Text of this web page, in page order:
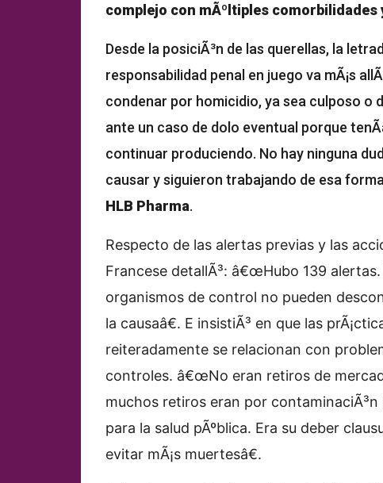
complejo con mÃºltiples comorbilidades
Desde la posiciÃ³n de las querellas, la
responsabilidad penal en juego va mÃ¡s
condenar por homicidio, ya sea culposo o
ante un caso de dolo eventual porque
continuar produciendo. No hay ninguna
causar y siguieron trabajando de esa
HLB Pharma.
Respecto de las alertas previas y las
Francese detallÃ³: â€œHubo 139
organismos de control no pueden
la causaâ€. E insistiÃ³ en que las
reiteradamente se relacionan con
controles. â€œNo eran retiros de
muchos retiros eran por
para la salud pÃºblica. Era su deber
evitar mÃ¡s muertesâ€.